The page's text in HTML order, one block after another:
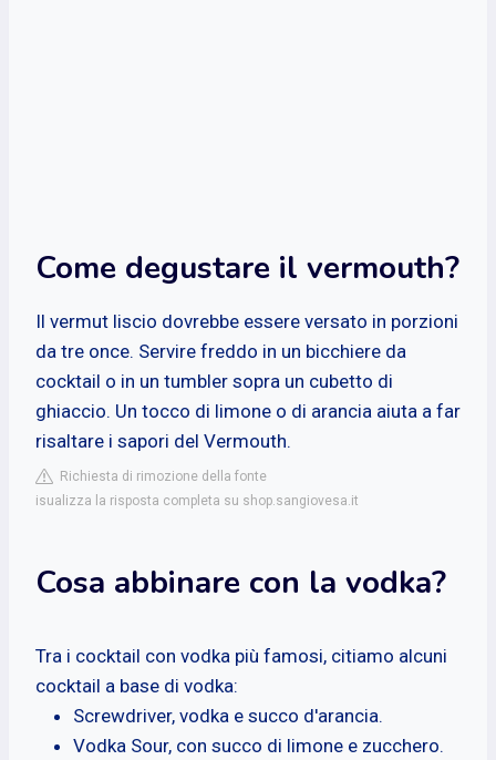
Come degustare il vermouth?
Il vermut liscio dovrebbe essere versato in porzioni
da tre once. Servire freddo in un bicchiere da
cocktail o in un tumbler sopra un cubetto di
ghiaccio. Un tocco di limone o di arancia aiuta a far
risaltare i sapori del Vermouth.
Richiesta di rimozione della fonte
isualizza la risposta completa su shop.sangiovesa.it
Cosa abbinare con la vodka?
Tra i cocktail con vodka più famosi, citiamo alcuni
cocktail a base di vodka:
Screwdriver, vodka e succo d'arancia.
Vodka Sour, con succo di limone e zucchero.